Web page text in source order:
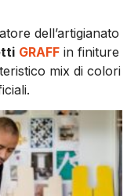
dell’artigianato
GRAFF in finiture
mix di colori